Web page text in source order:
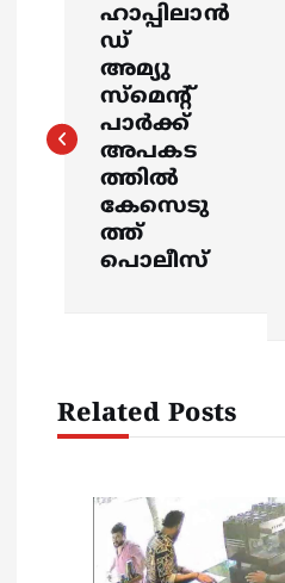
s
t
ഹാപ്പിലാൻ
ഡ്
അമ്യു
സ്മെന്റ്
പാർക്ക്
അപകട
ത്തിൽ
കേസെടു
ത്ത്
പൊലീസ്
Related Posts